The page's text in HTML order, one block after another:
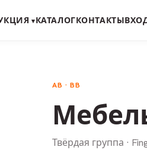
▾КАТАЛОГКОНТАКТЫ
AB · BB
Твёрдая группа ·